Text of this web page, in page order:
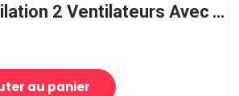
Unité De Ventilation 2 Ventilateurs Avec Thermostat
au panier